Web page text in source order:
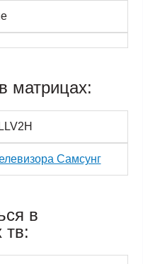
матрицах:
Самсунг
в
тв: